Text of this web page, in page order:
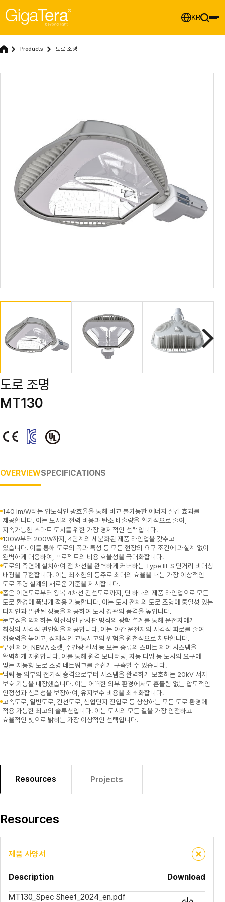
KR
Products 도로 조명
도로 조명
MT130
OVERVIEWSPECIFICATIONS
140 lm/W라는 압도적인 광효율을 통해 비교 불가능한 에너지 절감 효과를
제공합니다. 이는 도시의 전력 비용과 탄소 배출량을 획기적으로 줄여,
지속가능한 스마트 도시를 위한 가장 경제적인 선택입니다.
130W부터 200W까지, 4단계의 세분화된 제품 라인업을 갖추고
있습니다. 이를 통해 도로의 폭과 특성 등 모든 현장의 요구 조건에 과설계 없이
완벽하게 대응하여, 프로젝트의 비용 효율성을 극대화합니다.
도로의 측면에 설치하여 전 차선을 완벽하게 커버하는 Type III-S 단거리 비대칭
배광을 구현합니다. 이는 최소한의 등주로 최대의 효율을 내는 가장 이상적인
도로 조명 설계의 새로운 기준을 제시합니다.
좁은 이면도로부터 왕복 4차선 간선도로까지, 단 하나의 제품 라인업으로 모든
도로 환경에 폭넓게 적용 가능합니다. 이는 도시 전체의 도로 조명에 통일성 있는
디자인과 일관된 성능을 제공하여 도시 경관의 품격을 높입니다.
눈부심을 억제하는 혁신적인 반사판 방식의 광학 설계를 통해 운전자에게
최상의 시각적 편안함을 제공합니다. 이는 야간 운전자의 시각적 피로를 줄여
집중력을 높이고, 잠재적인 교통사고의 위험을 원천적으로 차단합니다.
무선 제어, NEMA 소켓, 주간광 센서 등 모든 종류의 스마트 제어 시스템을
완벽하게 지원합니다. 이를 통해 원격 모니터링, 자동 디밍 등 도시의 요구에
맞는 지능형 도로 조명 네트워크를 손쉽게 구축할 수 있습니다.
낙뢰 등 외부의 전기적 충격으로부터 시스템을 완벽하게 보호하는 20kV 서지
보호 기능을 내장했습니다. 이는 어떠한 외부 환경에서도 흔들림 없는 압도적인
안정성과 신뢰성을 보장하여, 유지보수 비용을 최소화합니다.
고속도로, 일반도로, 간선도로, 산업단지 진입로 등 상상하는 모든 도로 환경에
적용 가능한 최고의 솔루션입니다. 이는 도시의 모든 길을 가장 안전하고
효율적인 빛으로 밝히는 가장 이상적인 선택입니다.
Resources Projects
Resources
제품 사양서
Description Download
MT130_Spec Sheet_2024_en.pdf